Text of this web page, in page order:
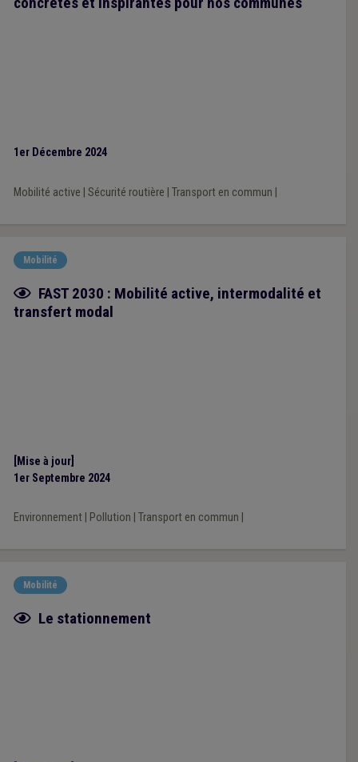
1er Décembre 2024
Mobilité active Sécurité routière Transport en commun
Mobilité
Fiche focus
FAST 2030 : Mobilité active, intermodalité et
transfert modal
[Mise à jour]
1er Septembre 2024
Environnement| Pollution Transport en commun
Mobilité
Fiche focus
Le stationnement